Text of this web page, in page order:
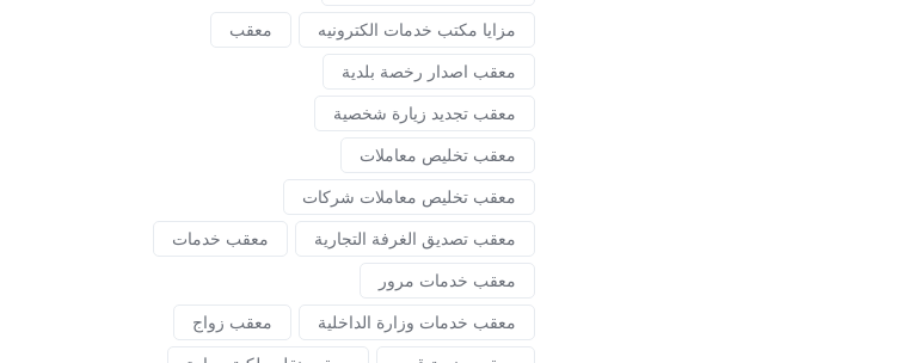
مزايا مكتب خدمات الكترونيه
معقب
معقب اصدار رخصة بلدية
معقب تجديد زيارة شخصية
معقب تخليص معاملات
معقب تخليص معاملات شركات
معقب تصديق الغرفة التجارية
معقب خدمات
معقب خدمات مرور
معقب خدمات وزارة الداخلية
معقب زواج